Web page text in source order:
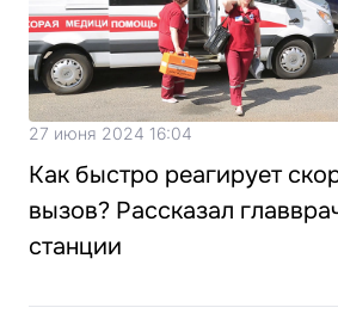
27 июня 2024 16:04
Как быстро реагирует
вызов? Рассказал
станции